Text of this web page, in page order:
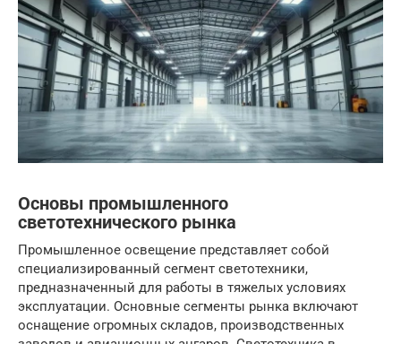
Основы промышленного
светотехнического рынка
Промышленное освещение представляет собой
специализированный сегмент светотехники,
предназначенный для работы в тяжелых условиях
эксплуатации. Основные сегменты рынка включают
оснащение огромных складов, производственных